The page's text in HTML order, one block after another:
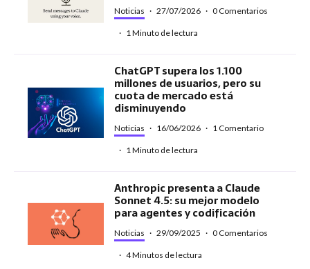
Noticias · 27/07/2026 · 0 Comentarios
· 1 Minuto de lectura
ChatGPT supera los 1.100
millones de usuarios, pero su
cuota de mercado está
disminuyendo
Noticias · 16/06/2026 · 1 Comentario
· 1 Minuto de lectura
Anthropic presenta a Claude
Sonnet 4.5: su mejor modelo
para agentes y codificación
Noticias · 29/09/2025 · 0 Comentarios
· 4 Minutos de lectura